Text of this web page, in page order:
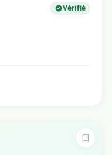
Vérifié